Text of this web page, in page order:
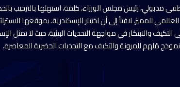
مدبولي، رئيس مجلس الوزراء، كلمة، استهلها بالترحيب
المميز، لافتاً إلى أن اختيار الإسكندرية، بموقعها
والابتكار في مواجهة التحديات البيئية، حيث لا تمثل
مُلهم للمرونة والتكيف مع التحديات الحضرية المعاصرة.